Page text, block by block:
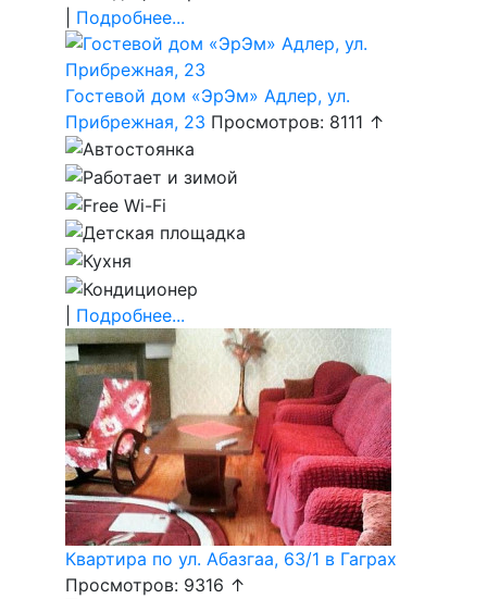
Подробнее...
Гостевой дом «ЭрЭм» Адлер, ул.
Прибрежная, 23 Просмотров: 8111 ↑
Подробнее...
Квартира по ул. Абазгаа, 63/1 в Гаграх
Просмотров: 9316 ↑